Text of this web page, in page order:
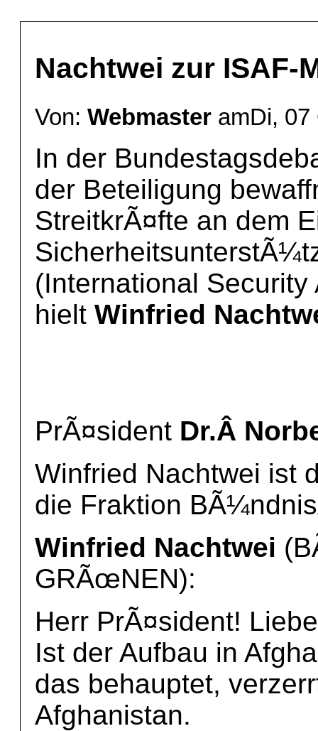
Nachtwei zur ISAF-
Von: Webmaster amDi, 07
In der
der Beteiligung
StreitkrÃ¤fte an dem
(International
hielt Winfried
PrÃ¤sident Dr.Â
Winfried Nachtwei ist
die Fraktion
Winfried Nachtwei
GRÃœNEN):
Herr PrÃ¤sident!
Ist der Aufbau in
das behauptet,
Afghanistan.